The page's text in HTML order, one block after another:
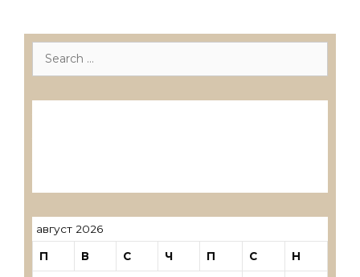
Search
август 2026
П В С Ч П С Н